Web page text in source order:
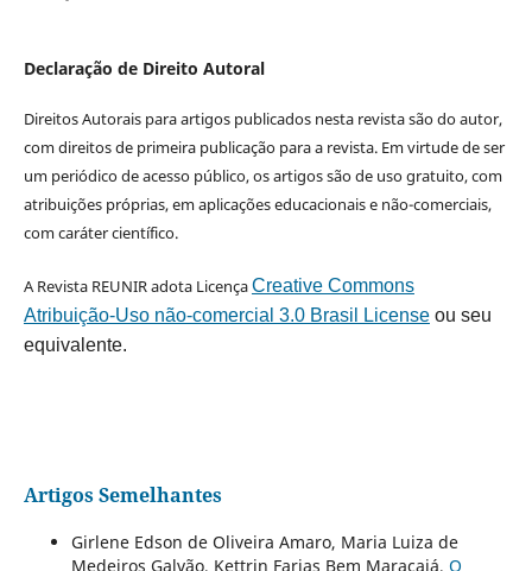
Declaração de Direito Autoral
Direitos Autorais para artigos publicados nesta revista são do autor,
com direitos de primeira publicação para a revista. Em virtude de ser
um periódico de acesso público, os artigos são de uso gratuito, com
atribuições próprias, em aplicações educacionais e não-comerciais,
com caráter científico.
A Revista REUNIR adota LicençaCreative Commons
Atribuição-Uso não-comercial 3.0 Brasil Licenseou seu
equivalente.
Artigos Semelhantes
Girlene Edson de Oliveira Amaro, Maria Luiza de
Medeiros Galvão, Kettrin Farias Bem Maracajá, O